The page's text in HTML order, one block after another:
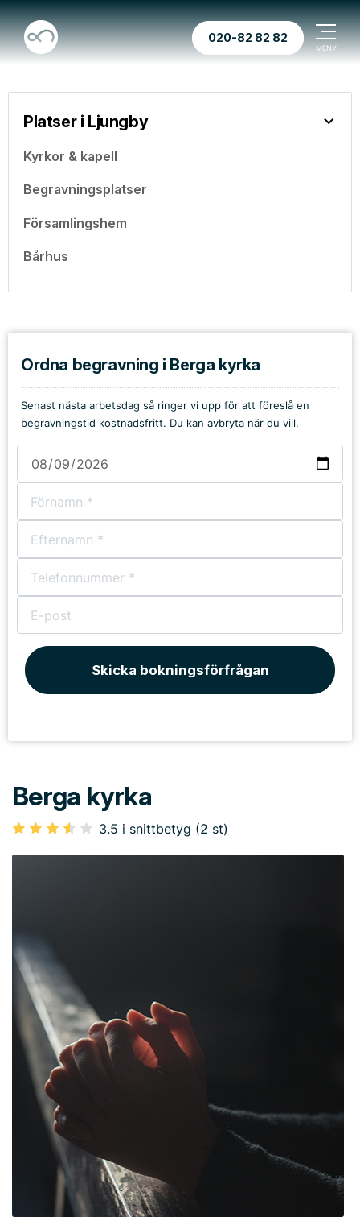
020-82 82 82
Platser i Ljungby
Kyrkor & kapell
Begravningsplatser
Församlingshem
Bårhus
Ordna begravning i Berga kyrka
Senast nästa arbetsdag så ringer vi upp för att föreslå en
begravningstid kostnadsfritt. Du kan avbryta när du vill.
Skicka bokningsförfrågan
Berga kyrka
3.5 i snittbetyg (2 st)